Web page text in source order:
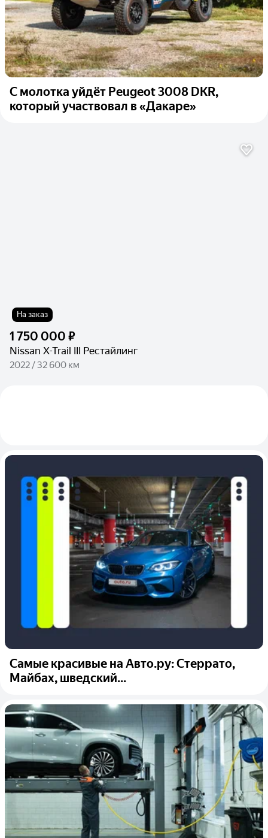
С молотка уйдёт Peugeot 3008 DKR,
который участвовал в «Дакаре»
На заказ
1 750 000 ₽
Nissan X-Trail III Рестайлинг
2022 / 32 600 км
Самые красивые на Авто.ру: Стеррато,
Майбаx, шведский...